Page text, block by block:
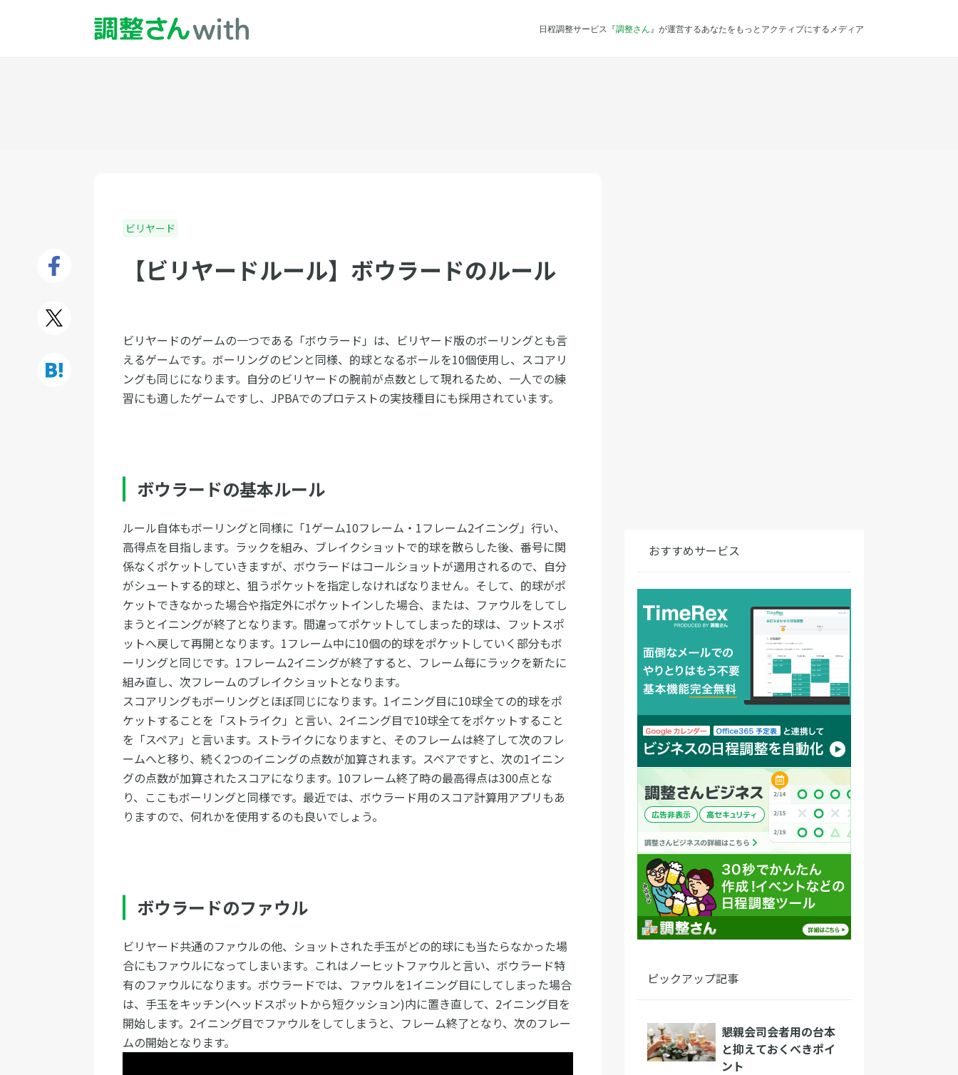
日程調整サービス『調整さん 』が運営するあなたをもっとアクティブにするメディア
ビリヤード
【ビリヤードルール】ボウラードのルール
ビリヤードのゲームの一つである「ボウラード」は、ビリヤード版のボーリングとも言
えるゲームです。ボーリングのピンと同様、的球となるボールを10個使用し、スコアリ
ングも同じになります。自分のビリヤードの腕前が点数として現れるため、一人での練
習にも適したゲームですし、JPBAでのプロテストの実技種目にも採用されています。
ボウラードの基本ルール
ルール自体もボーリングと同様に「1ゲーム10フレーム・1フレーム2イニング」行い、
高得点を目指します。ラックを組み、ブレイクショットで的球を散らした後、番号に関
係なくポケットしていきますが、ボウラードはコールショットが適用されるので、自分
がシュートする的球と、狙うポケットを指定しなければなりません。そして、的球がポ
ケットできなかった場合や指定外にポケットインした場合、または、ファウルをしてし
まうとイニングが終了となります。間違ってポケットしてしまった的球は、フットスポ
ットへ戻して再開となります。1フレーム中に10個の的球をポケットしていく部分もボ
ーリングと同じです。1フレーム2イニングが終了すると、フレーム毎にラックを新たに
組み直し、次フレームのブレイクショットとなります。
スコアリングもボーリングとほぼ同じになります。1イニング目に10球全ての的球をポ
ケットすることを「ストライク」と言い、2イニング目で10球全てをポケットすること
を「スペア」と言います。ストライクになりますと、そのフレームは終了して次のフレ
ームへと移り、続く2つのイニングの点数が加算されます。スペアですと、次の1イニン
グの点数が加算されたスコアになります。10フレーム終了時の最高得点は300点とな
り、ここもボーリングと同様です。最近では、ボウラード用のスコア計算用アプリもあ
りますので、何れかを使用するのも良いでしょう。
ボウラードのファウル
ビリヤード共通のファウルの他、ショットされた手玉がどの的球にも当たらなかった場
合にもファウルになってしまいます。これはノーヒットファウルと言い、ボウラード特
有のファウルになります。ボウラードでは、ファウルを1イニング目にしてしまった場合
は、手玉をキッチン(ヘッドスポットから短クッション)内に置き直して、2イニング目を
開始します。2イニング目でファウルをしてしまうと、フレーム終了となり、次のフレー
ムの開始となります。
おすすめサービス
ピックアップ記事
懇親会司会者用の台本
と抑えておくべきポイ
ント